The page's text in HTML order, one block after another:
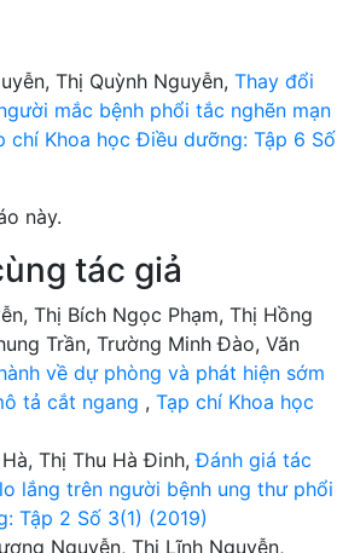
Thị Quỳnh Nguyễn, Thay đổi
mắc bệnh phổi tắc nghẽn mạn
chí Khoa học Điều dưỡng: Tập 6 Số
này.
tác giả
Thị Bích Ngọc Phạm, Thị Hồng
Trần, Trường Minh Đào, Văn
về dự phòng và phát hiện sớm
tả cắt ngang , Tạp chí Khoa học
Thị Thu Hà Đinh,Đánh giá tác
lắng trên người bệnh ung thư phổi
Tập 2 Số 3(1) (2019)
Nguyễn, Thị Lĩnh Nguyễn,